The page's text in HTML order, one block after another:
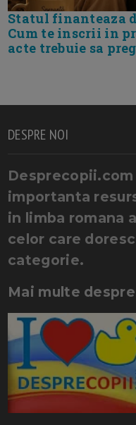
Statul finanteaza
Cum te inscrii in
acte trebuie sa
DESPRE NOI
importanta
in limba romana
celor care
categorie.
Mai multe